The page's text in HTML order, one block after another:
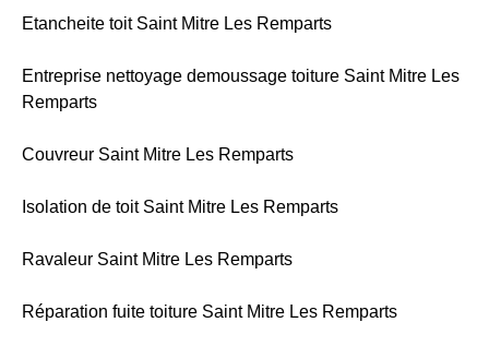
Etancheite toit Saint Mitre Les Remparts
Entreprise nettoyage demoussage toiture Saint Mitre Les
Remparts
Couvreur Saint Mitre Les Remparts
Isolation de toit Saint Mitre Les Remparts
Ravaleur Saint Mitre Les Remparts
Réparation fuite toiture Saint Mitre Les Remparts